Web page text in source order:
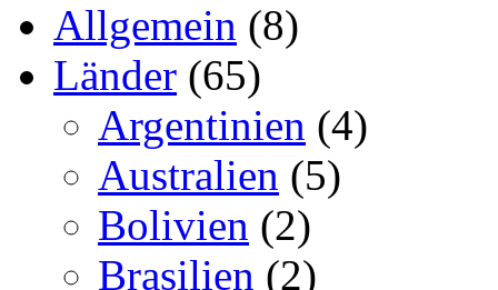
Allgemein (8)
Länder (65)
Argentinien (4)
Australien (5)
Bolivien (2)
Brasilien (2)